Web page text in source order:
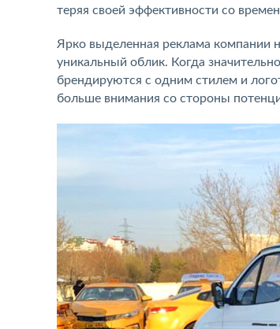
теряя своей эффективности со
Ярко выделенная реклама компании
уникальный облик. Когда
брендируются с одним стилем и
больше внимания со стороны